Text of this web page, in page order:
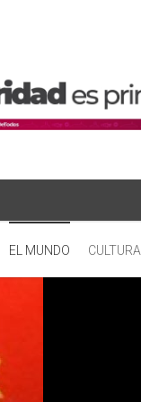
EL MUNDO CULTURA